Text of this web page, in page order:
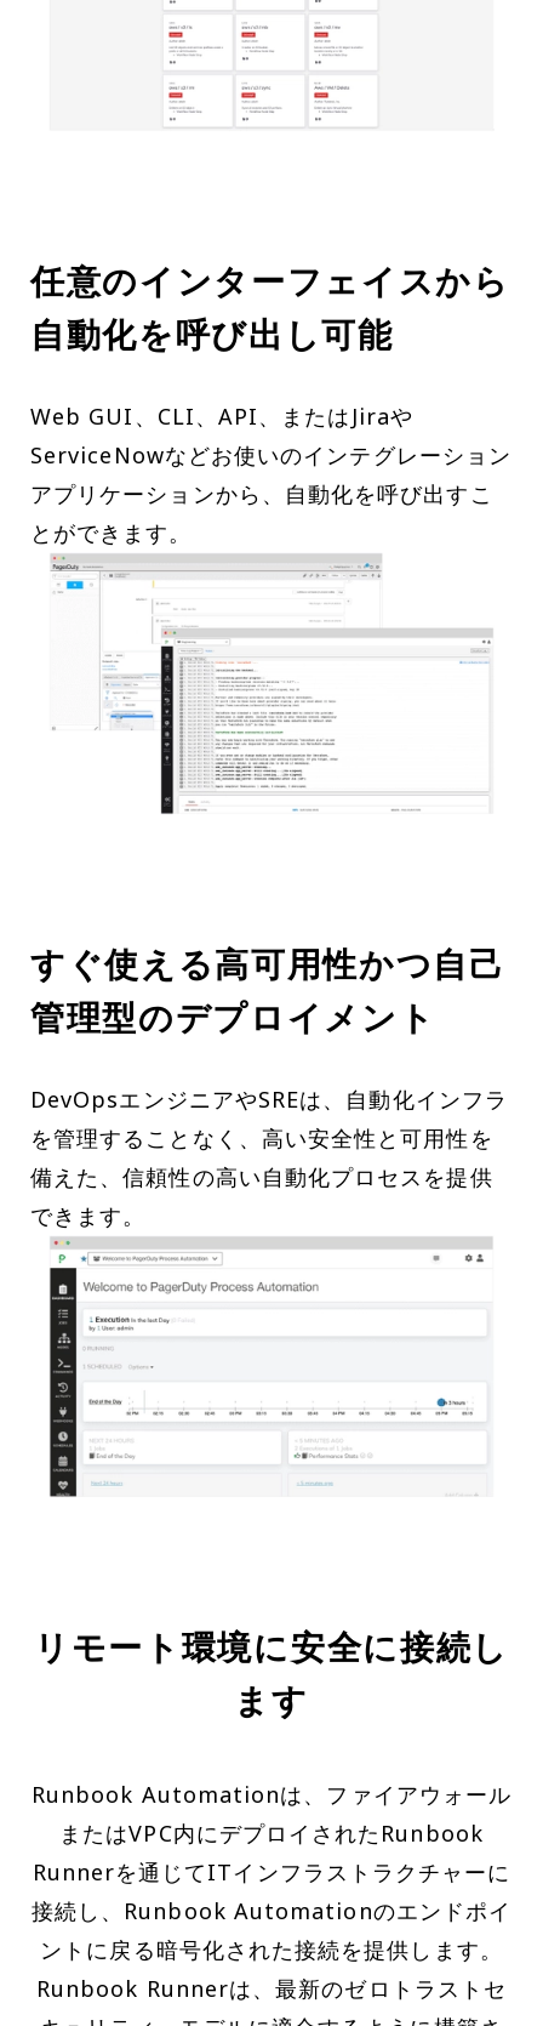
任意のインターフェイスから
自動化を呼び出し可能
Web GUI、CLI、API、またはJiraや
ServiceNowなどお使いのインテグレーション
アプリケーションから、自動化を呼び出すこ
とができます。
すぐ使える高可用性かつ自己
管理型のデプロイメント
DevOpsエンジニアやSREは、自動化インフラ
を管理することなく、高い安全性と可用性を
備えた、信頼性の高い自動化プロセスを提供
できます。
リモート環境に安全に接続し
ます
Runbook Automationは、ファイアウォール
またはVPC内にデプロイされたRunbook
Runnerを通じてITインフラストラクチャーに
接続し、Runbook Automationのエンドポイ
ントに戻る暗号化された接続を提供します。
Runbook Runnerは、最新のゼロトラストセ